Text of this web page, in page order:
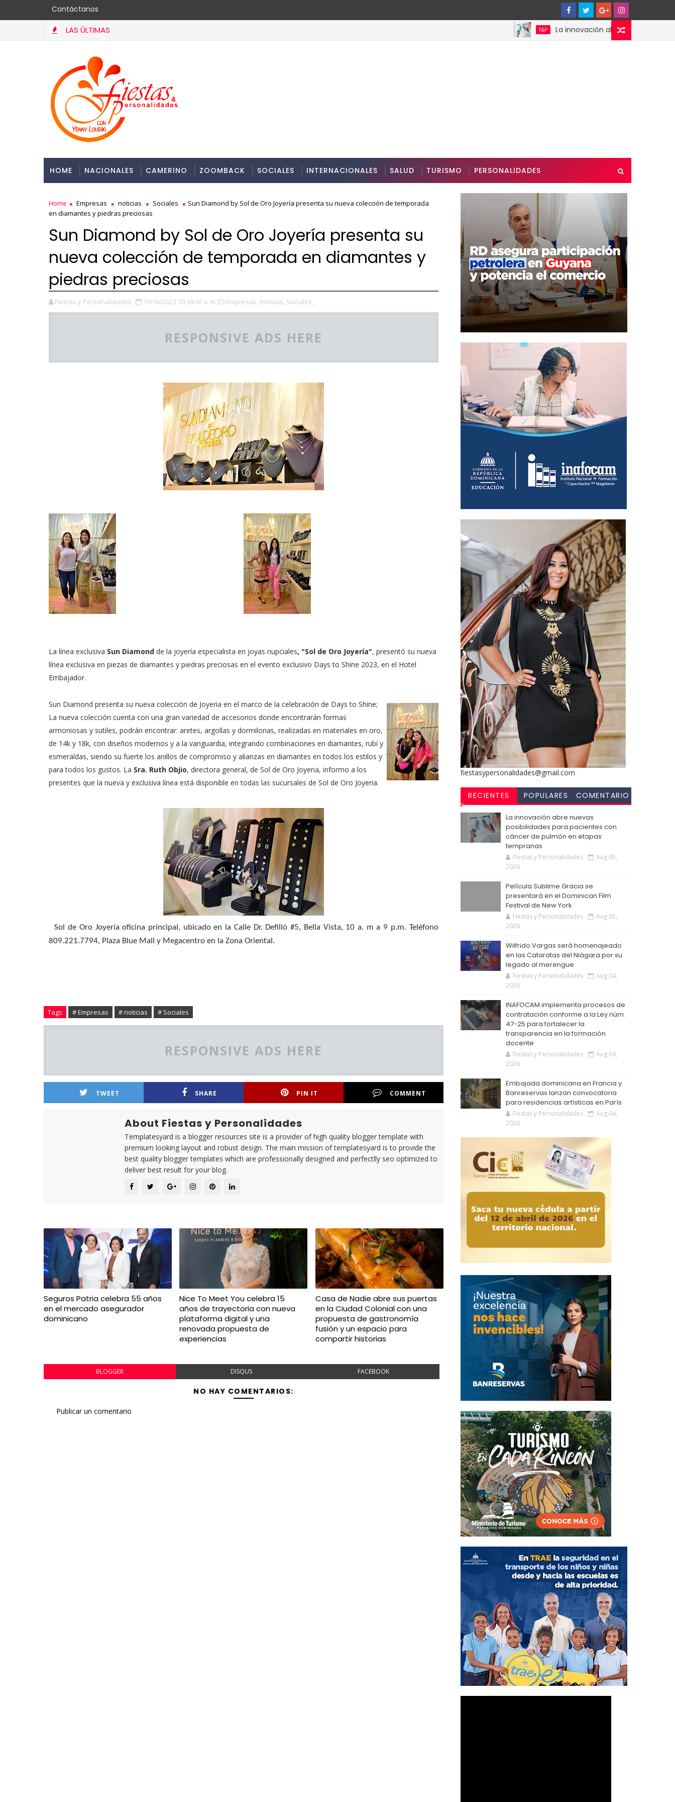
Contáctanos
LAS ÚLTIMAS
La innovación abre nuevas posibilidades
HOME NACIONALES CAMERINO ZOOMBACK SOCIALES INTERNACIONALES SALUD TURISMO PERSONALIDADES
Home Empresas noticias Sociales
Sun Diamond by Sol de Oro Joyería presenta su nueva colección de temporada
en diamantes y piedras preciosas
Sun Diamond by Sol de Oro Joyería presenta su
nueva colección de temporada en diamantes y
piedras preciosas
Fiestas y Personalidades 10/16/2023 10:38:00 a. m. Empresas, noticias, Sociales,
RESPONSIVE ADS HERE
La línea exclusiva Sun Diamond de la joyería especialista en joyas nupciales, "Sol de Oro Joyería", presentó su nueva
línea exclusiva en piezas de diamantes y piedras preciosas en el evento exclusivo Days to Shine 2023, en el Hotel
Embajador.
Sun Diamond presenta su nueva colección de Joyeria en el marco de la celebración de Days to Shine;
La nueva colección cuenta con una gran variedad de accesorios donde encontrarán formas
armoniosas y sutiles, podrán encontrar: aretes, argollas y dormilonas, realizadas en materiales en oro,
de 14k y 18k, con diseños modernos y a la vanguardia, integrando combinaciones en diamantes, rubí y
esmeraldas, siendo su fuerte los anillos de compromiso y alianzas en diamantes en todos los estilos y
para todos los gustos. La Sra. Ruth Objio, directora general, de Sol de Oro Joyeria, informo a los
presentes que la nueva y exclusiva línea está disponible en todas las sucursales de Sol de Oro Joyeria.
Sol de Oro Joyería oficina principal, ubicado en la Calle Dr. Defilló #5, Bella Vista, 10 a. m a 9 p.m. Teléfono
809.221.7794, Plaza Blue Mall y Megacentro en la Zona Oriental.
Tags # Empresas # noticias # Sociales
RESPONSIVE ADS HERE
TWEET SHARE PIN IT COMMENT
About Fiestas y Personalidades
Templatesyard is a blogger resources site is a provider of high quality blogger template with
premium looking layout and robust design. The main mission of templatesyard is to provide the
best quality blogger templates which are professionally designed and perfectlly seo optimized to
deliver best result for your blog.
Seguros Patria celebra 55 años
en el mercado asegurador
dominicano
Nice To Meet You celebra 15
años de trayectoria con nueva
plataforma digital y una
renovada propuesta de
experiencias
Casa de Nadie abre sus puertas
en la Ciudad Colonial con una
propuesta de gastronomía
fusión y un espacio para
compartir historias
BLOGGER DISQUS FACEBOOK
NO HAY COMENTARIOS:
Publicar un comentario
fiestasypersonalidades@gmail.com
RECIENTES POPULARES
COMENTARIO
La innovación abre nuevas
posibilidades para pacientes con
cáncer de pulmón en etapas
tempranas
Fiestas y Personalidades
Aug 05,
2026
Película Sublime Gracia se
presentará en el Dominican Film
Festival de New York
Fiestas y Personalidades
Aug 05,
2026
Wilfrido Vargas será homenajeado
en las Cataratas del Niágara por su
legado al merengue
Fiestas y Personalidades
Aug 04,
2026
INAFOCAM implementa procesos de
contratación conforme a la Ley núm.
47-25 para fortalecer la
transparencia en la formación
docente
Fiestas y Personalidades
Aug 04,
2026
Embajada dominicana en Francia y
Banreservas lanzan convocatoria
para residencias artísticas en París
Fiestas y Personalidades
Aug 04,
2026